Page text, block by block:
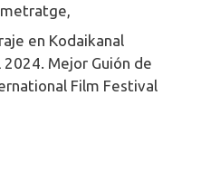
en Kodaikanal
Mejor Guión de
Film Festival